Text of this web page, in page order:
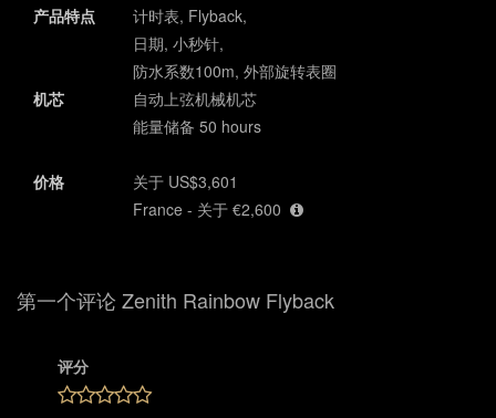
产品特点
计时表, Flyback,
日期, 小秒针,
防水系数100m, 外部旋转表圈
机芯
自动上弦机械机芯
能量储备 50 hours
价格
关于 US$3,601
France - 关于 €2,600
第一个评论 Zenith Rainbow Flyback
评分